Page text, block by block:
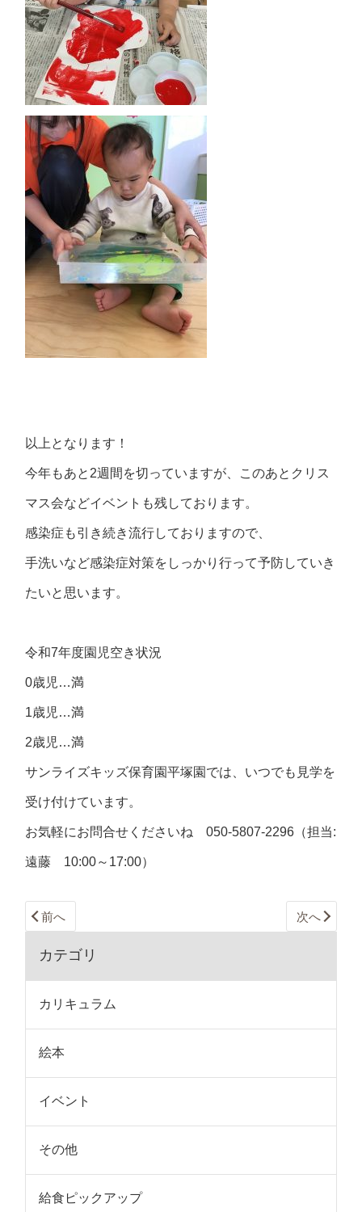
以上となります！
今年もあと2週間を切っていますが、このあとクリス
マス会などイベントも残しております。
感染症も引き続き流行しておりますので、
手洗いなど感染症対策をしっかり行って予防していき
たいと思います。
令和7年度園児空き状況
0歳児…満
1歳児…満
2歳児…満
サンライズキッズ保育園平塚園では、いつでも見学を
受け付けています。
お気軽にお問合せくださいね 050-5807-2296（担当:
遠藤 10:00～17:00）
前へ 次へ
カテゴリ
カリキュラム
絵本
イベント
その他
給食ピックアップ